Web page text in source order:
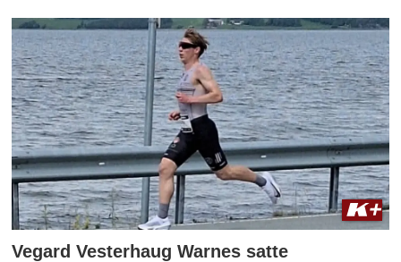
Vegard Vesterhaug Warnes satte